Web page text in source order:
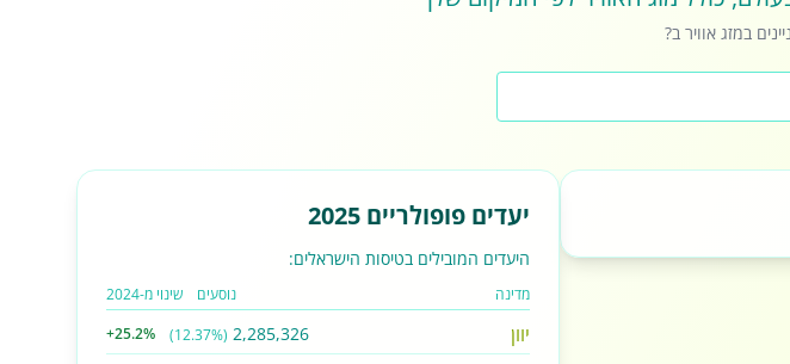
במזג אוויר ב?
יעדים פופולריים 2025
היעדים המובילים בטיסות הישראלים:
מדינה נוסעים שינוי מ-2024
יוון 2,285,326
(12.37%)
+25.2%